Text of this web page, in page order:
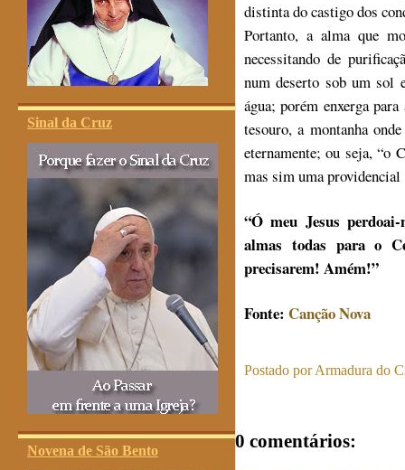
Sinal da Cruz
Novena de São Bento
distinta do castigo dos
Portanto, a alma que
necessitando de
num deserto sob um sol
água; porém enxerga
tesouro, a montanha
eternamente; ou seja, “o
mas sim uma providencial
“Ó meu Jesus
almas todas para o
precisarem! Amém!”
Fonte: Canção Nova
Postado porArmadura do
0 comentários: